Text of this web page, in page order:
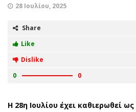
28 Ιουλίου, 2025
Share
Like
Dislike
0
0
Η 28η Ιουλίου έχει καθιερωθεί ως